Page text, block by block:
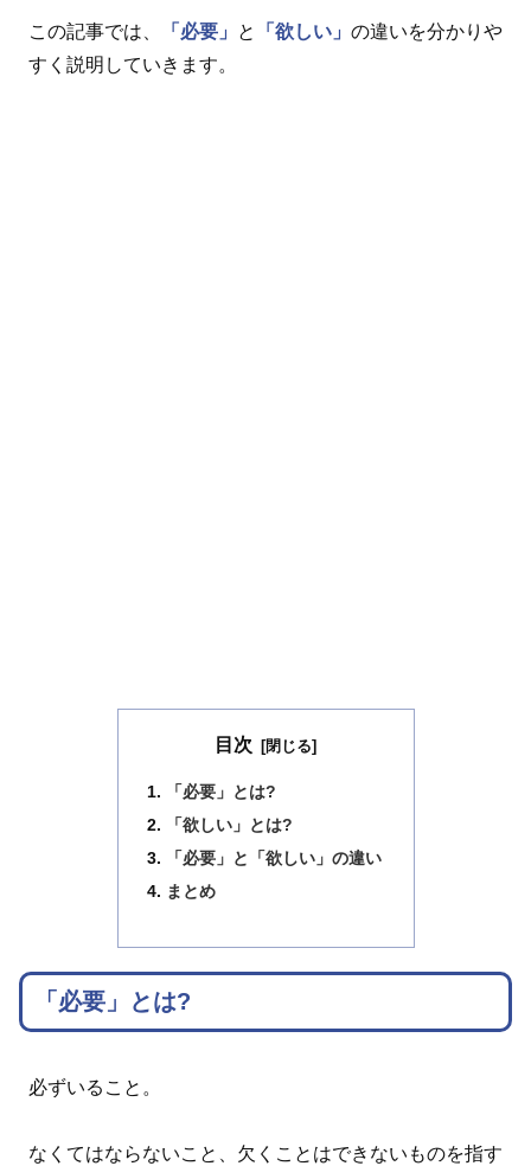
この記事では、 「必要」 と 「欲しい」 の違いを分かりや
すく説明していきます。
目次
「必要」とは?
「欲しい」とは?
「必要」と「欲しい」の違い
まとめ
「必要」とは?
必ずいること。
なくてはならないこと、欠くことはできないものを指す